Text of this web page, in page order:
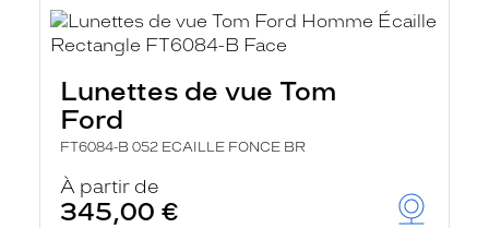
Lunettes de vue Tom
Ford
FT6084-B 052 ECAILLE FONCE BR
À partir de
345,00 €